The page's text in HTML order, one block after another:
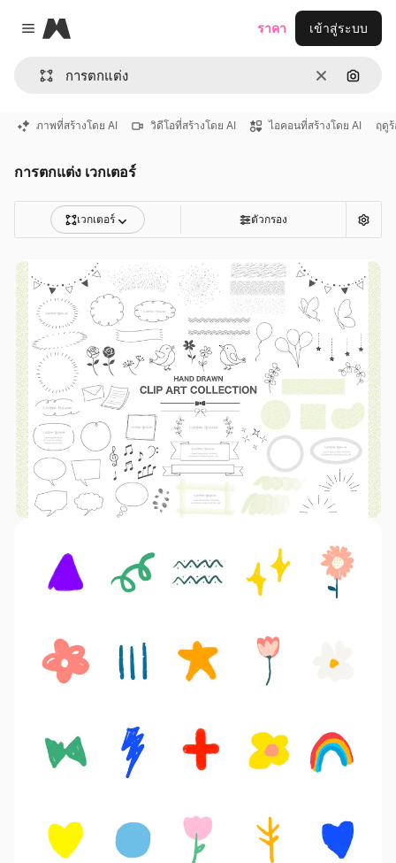
Close menu
Magnific
ชัดเจนค้นหา
ราคา เข้าสู่ระบบ
ภาพที่สร้างโดย AI วิดีโอที่สร้างโดย AI ไอคอนที่สร้างโดย AI ฤดู
การตกแต่ง เวกเตอร์
เวกเตอร์ ตัวกรอง